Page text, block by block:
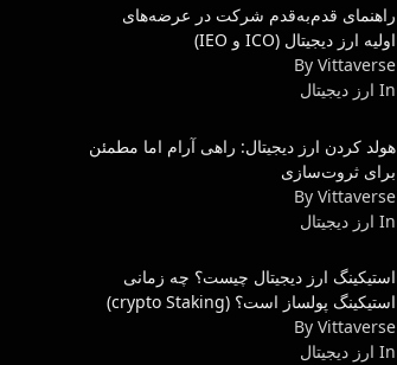
راهنمای قدم‌به‌قدم شرکت در عرضه‌های
اولیه ارز دیجیتال (ICO و IEO)
By Vittaverse
In ارز دیجیتال
هولد کردن ارز دیجیتال: راهی آرام اما مطمئن
برای ثروت‌سازی
By Vittaverse
In ارز دیجیتال
استیکینگ ارز دیجیتال چیست؟ چه زمانی
استیکینگ پولساز است؟ (crypto Staking)
By Vittaverse
In ارز دیجیتال